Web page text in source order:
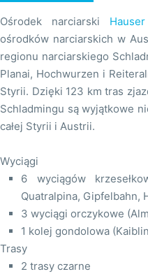
Ośrodek narciarski
ośrodków narciarskich w
regionu narciarskiego
Planai, Hochwurzen i
Styrii. Dzięki 123 km tras
Schladmingu są wyjątkowe
całej Styrii i Austrii.
Wyciągi
6 wyciągów
Quatralpina, Gipfelbahn,
3 wyciągi orczykowe
1 kolej gondolowa
Trasy
2 trasy czarne